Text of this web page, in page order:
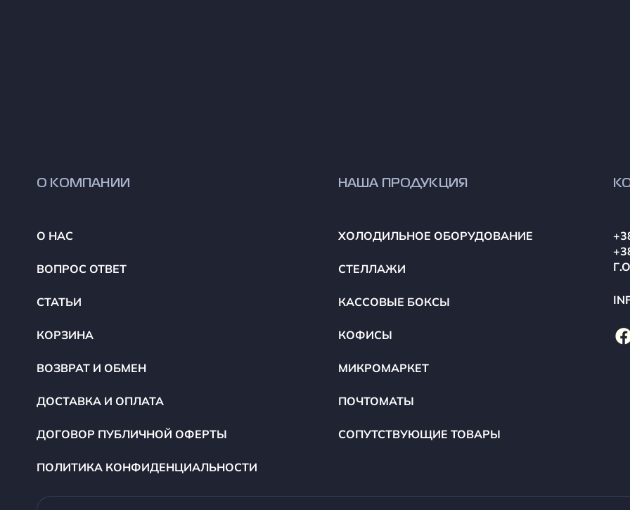
О КОМПАНИИ
О НАС
ВОПРОС ОТВЕТ
СТАТЬИ
КОРЗИНА
ВОЗВРАТ И ОБМЕН
ДОСТАВКА И ОПЛАТА
ДОГОВОР ПУБЛИЧНОЙ ОФЕРТЫ
ПОЛИТИКА КОНФИДЕНЦИАЛЬНОСТИ
НАША ПРОДУКЦИЯ
ХОЛОДИЛЬНОЕ ОБОРУДОВАНИЕ
СТЕЛЛАЖИ
КАССОВЫЕ БОКСЫ
КОФИСЫ
МИКРОМАРКЕТ
ПОЧТОМАТЫ
СОПУТСТВУЮЩИЕ ТОВАРЫ